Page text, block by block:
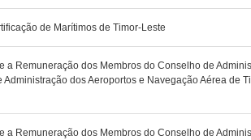
de Marítimos de Timor-Leste
a Remuneração dos Membros do Conselho de
Administração dos Aeroportos e Navegação Aérea de
a Remuneração dos Membros do Conselho de